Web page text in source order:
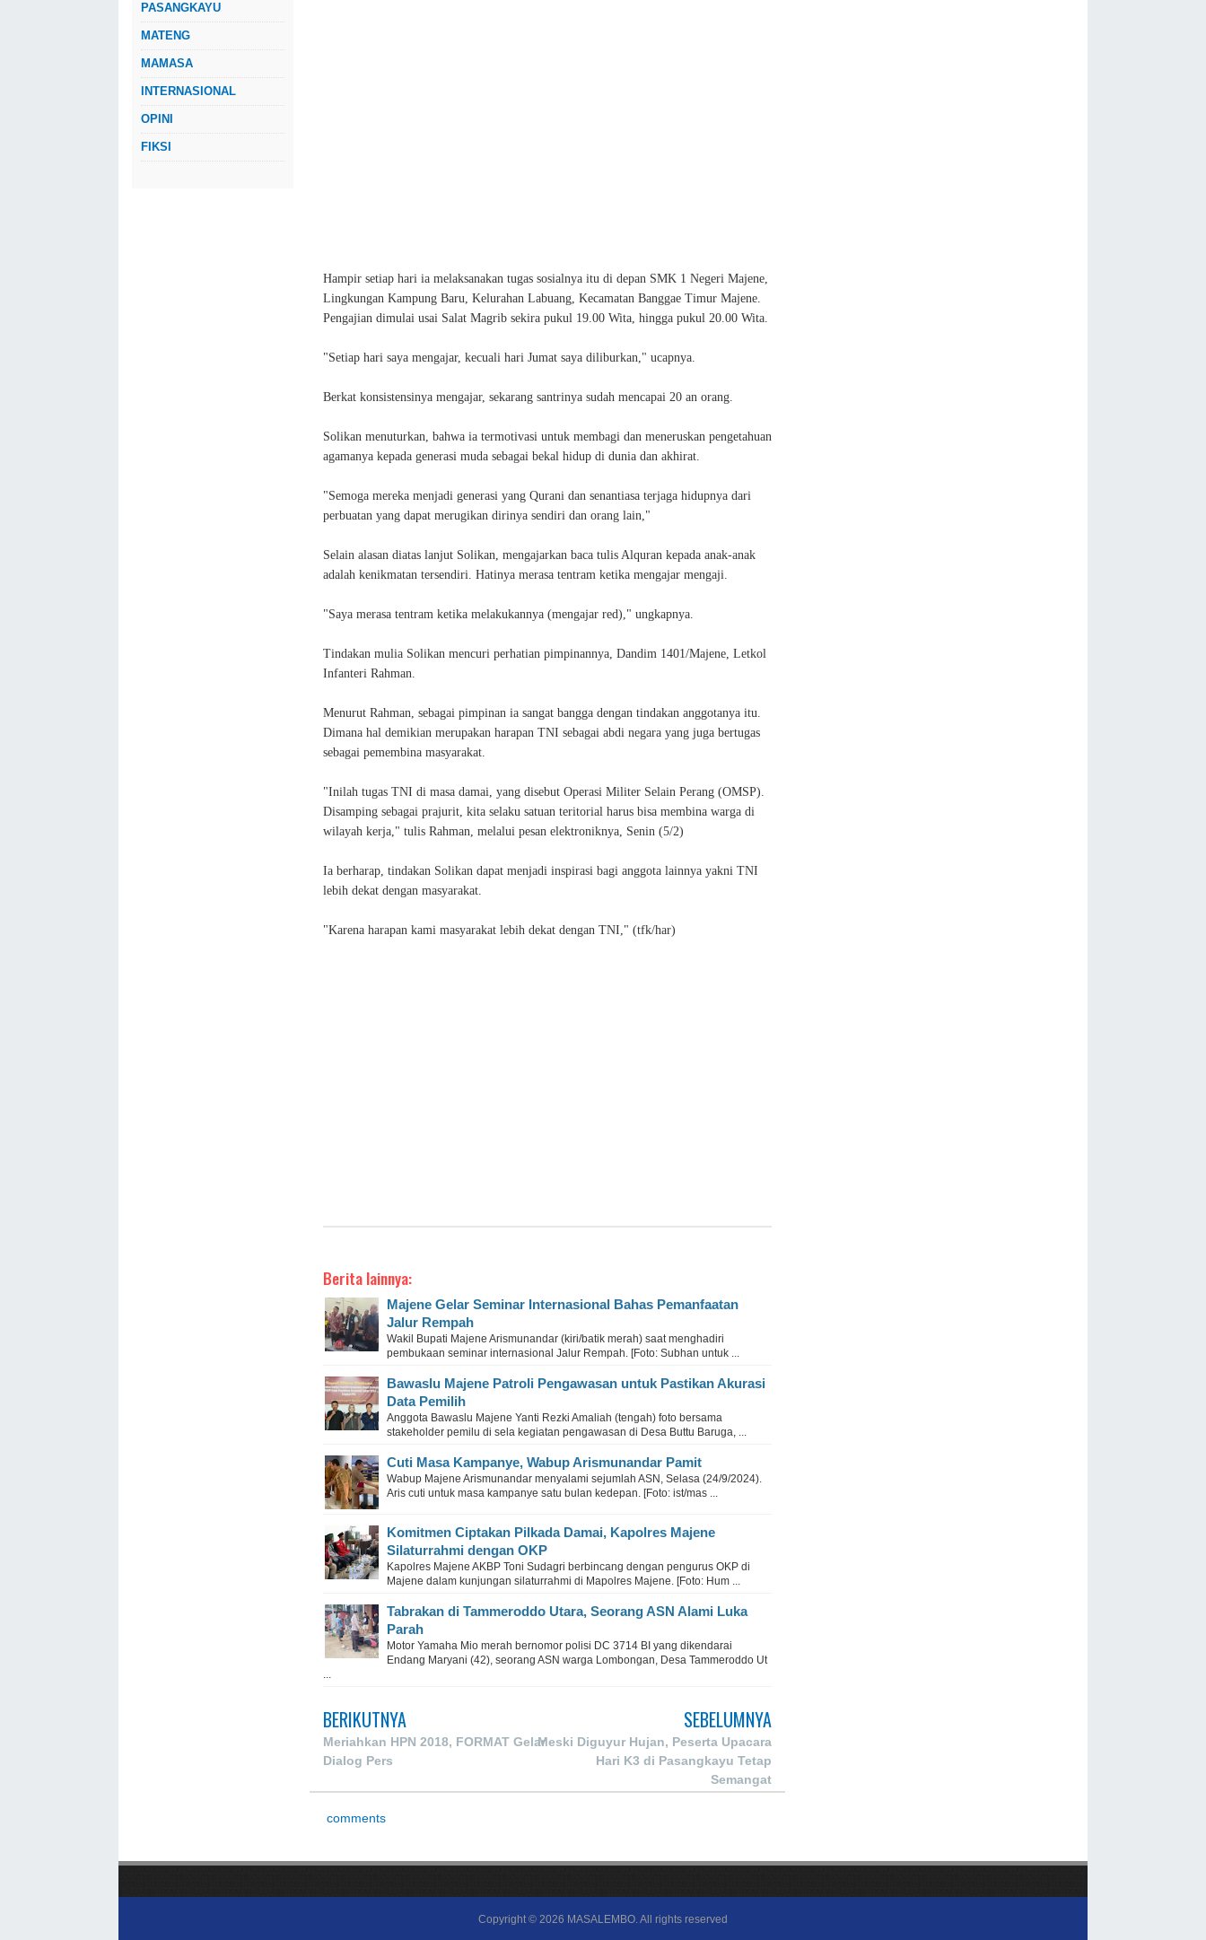
PASANGKAYU
MATENG
MAMASA
INTERNASIONAL
OPINI
FIKSI
Hampir setiap hari ia melaksanakan tugas sosialnya itu di depan SMK 1 Negeri Majene,
Lingkungan Kampung Baru, Kelurahan Labuang, Kecamatan Banggae Timur Majene.
Pengajian dimulai usai Salat Magrib sekira pukul 19.00 Wita, hingga pukul 20.00 Wita.
"Setiap hari saya mengajar, kecuali hari Jumat saya diliburkan," ucapnya.
Berkat konsistensinya mengajar, sekarang santrinya sudah mencapai 20 an orang.
Solikan menuturkan, bahwa ia termotivasi untuk membagi dan meneruskan pengetahuan
agamanya kepada generasi muda sebagai bekal hidup di dunia dan akhirat.
"Semoga mereka menjadi generasi yang Qurani dan senantiasa terjaga hidupnya dari
perbuatan yang dapat merugikan dirinya sendiri dan orang lain,"
Selain alasan diatas lanjut Solikan, mengajarkan baca tulis Alquran kepada anak-anak
adalah kenikmatan tersendiri. Hatinya merasa tentram ketika mengajar mengaji.
"Saya merasa tentram ketika melakukannya (mengajar red)," ungkapnya.
Tindakan mulia Solikan mencuri perhatian pimpinannya, Dandim 1401/Majene, Letkol
Infanteri Rahman.
Menurut Rahman, sebagai pimpinan ia sangat bangga dengan tindakan anggotanya itu.
Dimana hal demikian merupakan harapan TNI sebagai abdi negara yang juga bertugas
sebagai pemembina masyarakat.
"Inilah tugas TNI di masa damai, yang disebut Operasi Militer Selain Perang (OMSP).
Disamping sebagai prajurit, kita selaku satuan teritorial harus bisa membina warga di
wilayah kerja," tulis Rahman, melalui pesan elektroniknya, Senin (5/2)
Ia berharap, tindakan Solikan dapat menjadi inspirasi bagi anggota lainnya yakni TNI
lebih dekat dengan masyarakat.
"Karena harapan kami masyarakat lebih dekat dengan TNI," (tfk/har)
Berita lainnya:
Majene Gelar Seminar Internasional Bahas Pemanfaatan
Jalur Rempah
Wakil Bupati Majene Arismunandar (kiri/batik merah) saat menghadiri
pembukaan seminar internasional Jalur Rempah. [Foto: Subhan untuk ...
Bawaslu Majene Patroli Pengawasan untuk Pastikan Akurasi
Data Pemilih
Anggota Bawaslu Majene Yanti Rezki Amaliah (tengah) foto bersama
stakeholder pemilu di sela kegiatan pengawasan di Desa Buttu Baruga, ...
Cuti Masa Kampanye, Wabup Arismunandar Pamit
Wabup Majene Arismunandar menyalami sejumlah ASN, Selasa (24/9/2024).
Aris cuti untuk masa kampanye satu bulan kedepan. [Foto: ist/mas ...
Komitmen Ciptakan Pilkada Damai, Kapolres Majene
Silaturrahmi dengan OKP
Kapolres Majene AKBP Toni Sudagri berbincang dengan pengurus OKP di
Majene dalam kunjungan silaturrahmi di Mapolres Majene. [Foto: Hum ...
Tabrakan di Tammeroddo Utara, Seorang ASN Alami Luka
Parah
Motor Yamaha Mio merah bernomor polisi DC 3714 BI yang dikendarai
Endang Maryani (42), seorang ASN warga Lombongan, Desa Tammeroddo Ut
...
BERIKUTNYA
Meriahkan HPN 2018, FORMAT Gelar
Dialog Pers
SEBELUMNYA
Meski Diguyur Hujan, Peserta Upacara
Hari K3 di Pasangkayu Tetap
Semangat
comments
Copyright © 2026 MASALEMBO. All rights reserved